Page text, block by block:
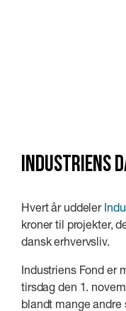
INDUSTRIENS
Hvert år uddeler
kroner til projekter,
dansk erhvervsliv.
Industriens Fond er
tirsdag den 1.
blandt mange